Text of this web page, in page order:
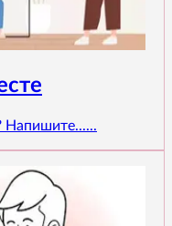
Напишите......